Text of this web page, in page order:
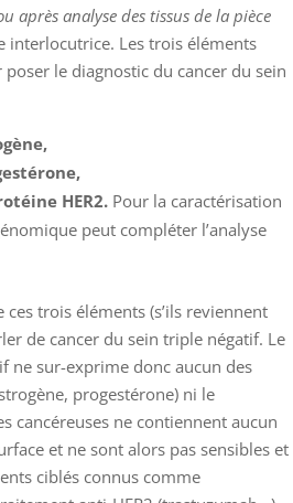
après analyse des tissus de la pièce
interlocutrice. Les trois éléments
le diagnostic du cancer du sein
HER2. Pour la caractérisation
peut compléter l’analyse
ces trois éléments (s’ils reviennent
de cancer du sein triple négatif. Le
ne sur-exprime donc aucun des
progestérone) ni le
cancéreuses ne contiennent aucun
et ne sont alors pas sensibles et
ciblés connus comme